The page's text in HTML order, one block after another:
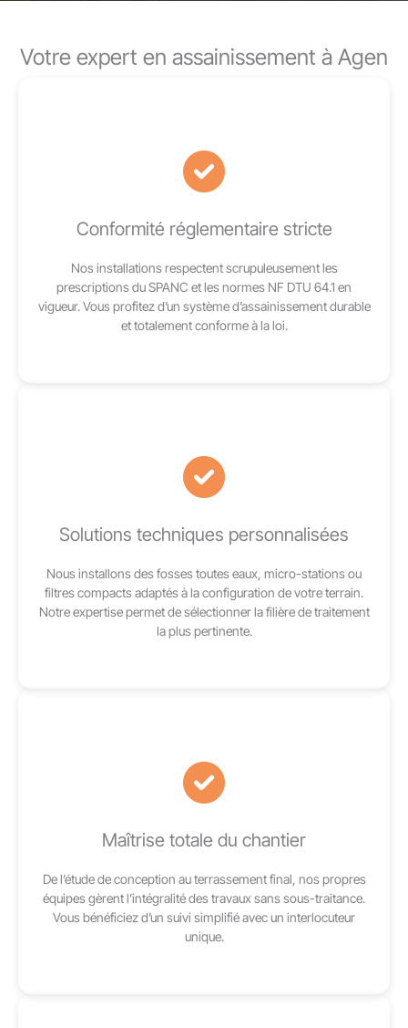
Votre expert en assainissement à Agen
Conformité réglementaire stricte
Nos installations respectent scrupuleusement les
prescriptions du SPANC et les normes NF DTU 64.1 en
vigueur. Vous profitez d’un système d’assainissement durable
et totalement conforme à la loi.
Solutions techniques personnalisées
Nous installons des fosses toutes eaux, micro-stations ou
filtres compacts adaptés à la configuration de votre terrain.
Notre expertise permet de sélectionner la filière de traitement
la plus pertinente.
Maîtrise totale du chantier
De l’étude de conception au terrassement final, nos propres
équipes gèrent l’intégralité des travaux sans sous-traitance.
Vous bénéficiez d’un suivi simplifié avec un interlocuteur
unique.